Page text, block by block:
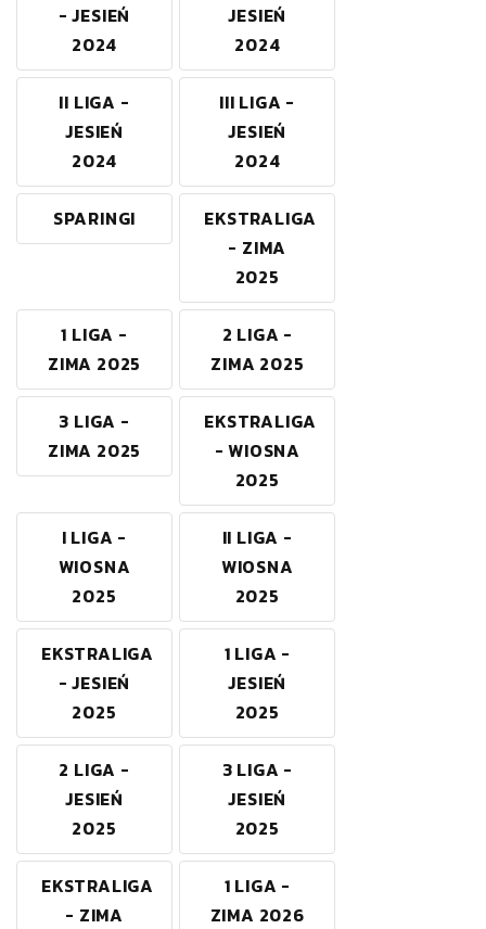
- JESIEŃ
2024
JESIEŃ
2024
II LIGA -
JESIEŃ
2024
III LIGA -
JESIEŃ
2024
SPARINGI
EKSTRALIGA
- ZIMA
2025
1 LIGA -
ZIMA 2025
2 LIGA -
ZIMA 2025
3 LIGA -
ZIMA 2025
EKSTRALIGA
- WIOSNA
2025
I LIGA -
WIOSNA
2025
II LIGA -
WIOSNA
2025
EKSTRALIGA
- JESIEŃ
2025
1 LIGA -
JESIEŃ
2025
2 LIGA -
JESIEŃ
2025
3 LIGA -
JESIEŃ
2025
EKSTRALIGA
- ZIMA
1 LIGA -
ZIMA 2026